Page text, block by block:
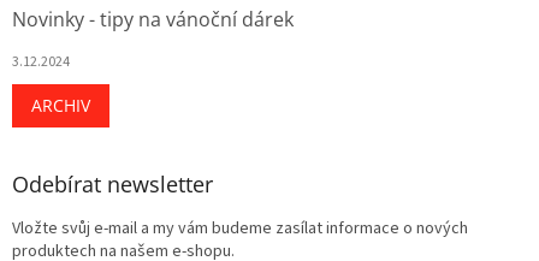
Novinky - tipy na vánoční dárek
3.12.2024
ARCHIV
Odebírat newsletter
Vložte svůj e-mail a my vám budeme zasílat informace o nových
produktech na našem e-shopu.